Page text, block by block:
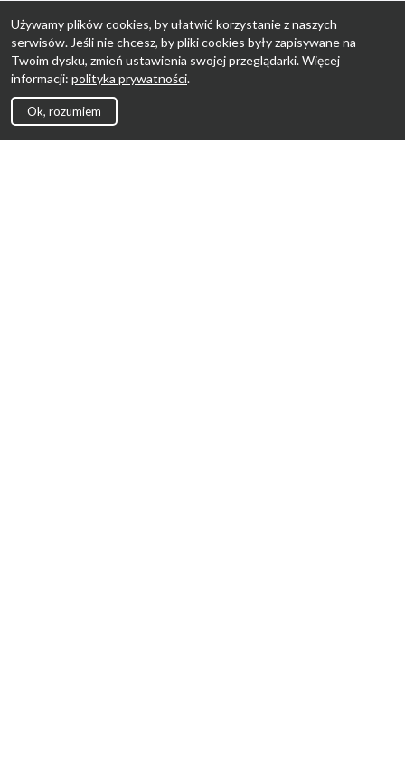
Używamy plików cookies, by ułatwić korzystanie z naszych
serwisów. Jeśli nie chcesz, by pliki cookies były zapisywane na
Twoim dysku, zmień ustawienia swojej przeglądarki. Więcej
informacji: polityka prywatności.
Ok, rozumiem